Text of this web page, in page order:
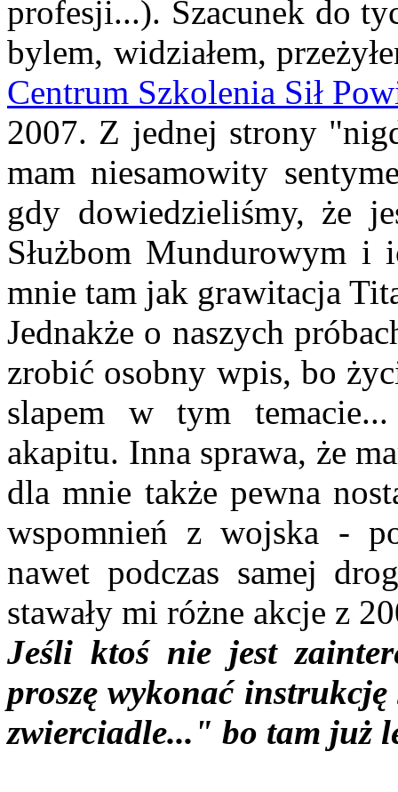
profesji...). Szacunek do
bylem, widziałem,
Centrum Szkolenia Sił
2007. Z jednej strony
mam niesamowity
gdy dowiedzieliśmy, że
Służbom Mundurowym i
mnie tam jak grawitacja
Jednakże o naszych
zrobić osobny wpis, bo
slapem w tym
akapitu. Inna sprawa, że
dla mnie także pewna
wspomnień z wojska -
nawet podczas samej
stawały mi różne akcje z
Jeśli ktoś nie jest
proszę wykonać
zwierciadle..." bo tam już